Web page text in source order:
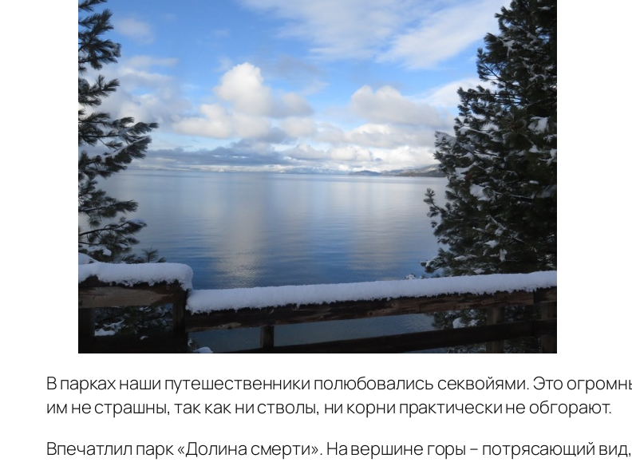
В парках наши путешественники полюбовались секвойями. Это
им не страшны, так как ни стволы, ни корни практически не обгорают.
Впечатлил парк «Долина смерти». На вершине горы – потрясающий